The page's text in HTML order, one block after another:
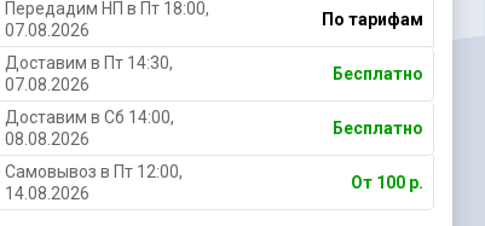
Передадим НП в Пт 18:00,
07.08.2026
По тарифам
Доставим в Пт 14:30,
07.08.2026
Бесплатно
Доставим в Cб 14:00,
08.08.2026
Бесплатно
Самовывоз в Пт 12:00,
14.08.2026
От 100 р.